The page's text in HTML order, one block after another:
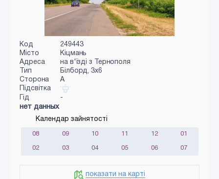
Код
249443
Місто
Кіцмань
Адреса
на в'їзді з Тернополя
Тип
Білборд, 3х6
Сторона
A
Підсвітка
Гід
-
нет данных
Календар зайнятості
08 09 10 11 12 01
02 03 04 05 06 07
показати на карті